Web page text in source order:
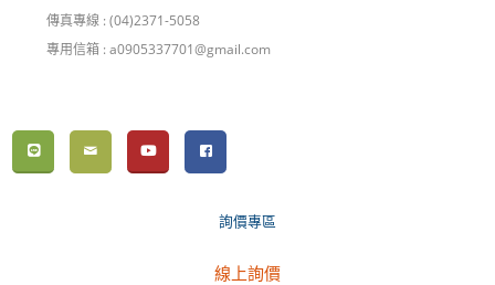
傳真專線 : (04)2371-5058
專用信箱 : a0905337701@gmail.com
詢價專區
線上詢價